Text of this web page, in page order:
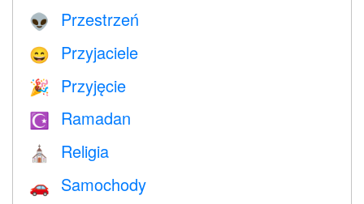
👽 Przestrzeń
😄 Przyjaciele
🎉 Przyjęcie
☪️ Ramadan
⛪️ Religia
🚗 Samochody